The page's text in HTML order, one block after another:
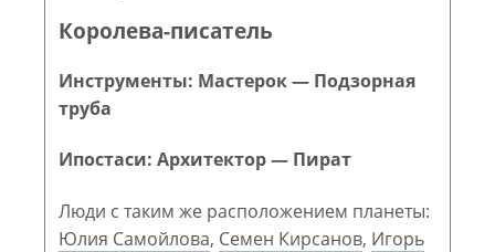
Королева-писатель
Инструменты: Мастерок — Подзорная
труба
Ипостаси: Архитектор — Пират
Люди с таким же расположением планеты:
Юлия Самойлова, Семен Кирсанов, Игорь